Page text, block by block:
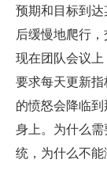
预期和目标到
后缓慢地爬行
现在团队会议
要求每天更新
的愤怒会降临
身上。为什么
统，为什么不能